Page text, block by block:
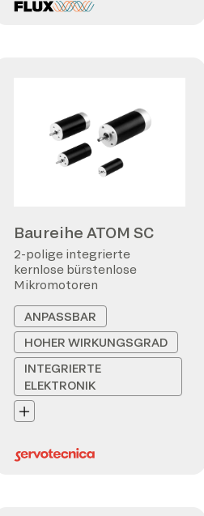
Baureihe ATOM SC
2-polige integrierte
kernlose bürstenlose
Mikromotoren
ANPASSBAR
HOHER WIRKUNGSGRAD
INTEGRIERTE
ELEKTRONIK